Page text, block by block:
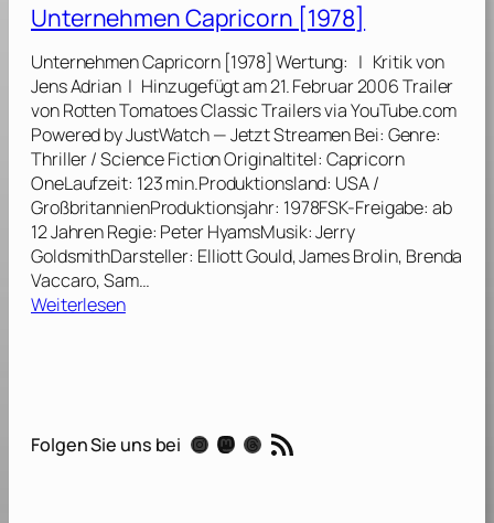
1
]
t
g
i
o
n
[
2
0
1
1
]
Unternehmen Capricorn [1978]
Unternehmen Capricorn [1978] Wertung: | Kritik von
Jens Adrian | Hinzugefügt am 21. Februar 2006 Trailer
von Rotten Tomatoes Classic Trailers via YouTube.com
Powered by JustWatch — Jetzt Streamen Bei: Genre:
Thriller / Science Fiction Originaltitel: Capricorn
OneLaufzeit: 123 min.Produktionsland: USA /
GroßbritannienProduktionsjahr: 1978FSK-Freigabe: ab
12 Jahren Regie: Peter HyamsMusik: Jerry
GoldsmithDarsteller: Elliott Gould, James Brolin, Brenda
Vaccaro, Sam…
Weiterlesen:
n
Folgen Sie uns bei Instagram Mastodon Threads RSS-Feed